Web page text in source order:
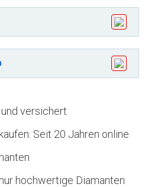
versichert
Seit 20 Jahren online
hochwertige Diamanten